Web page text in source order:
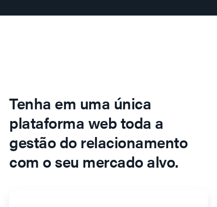
Tenha em uma única
plataforma web toda a
gestão do relacionamento
com o seu mercado alvo.